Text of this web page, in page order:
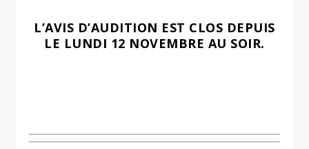
L’AVIS D’AUDITION EST CLOS DEPUIS
LE LUNDI 12 NOVEMBRE AU SOIR.